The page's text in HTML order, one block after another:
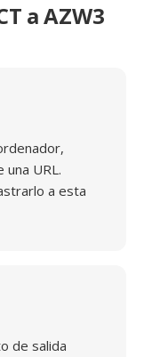
a AZW3
URL.
a esta
de salida